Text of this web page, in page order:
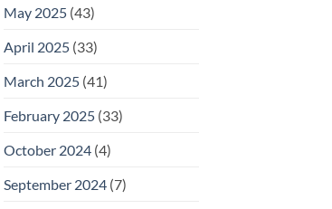
May 2025(43)
April 2025(33)
March 2025(41)
February 2025(33)
October 2024(4)
September 2024(7)